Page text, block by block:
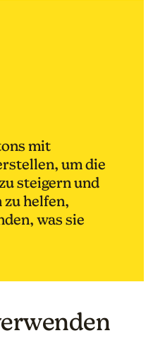
mit
um die
steigern und
zu helfen,
was sie